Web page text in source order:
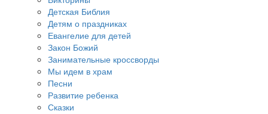
Детская Библия
Детям о праздниках
Евангелие для детей
Закон Божий
Занимательные кроссворды
Мы идем в храм
Песни
Развитие ребенка
Сказки